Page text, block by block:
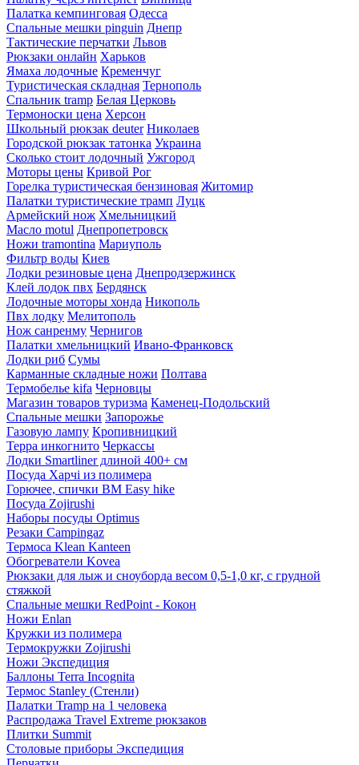
Палатка кемпинговая Одесса
Спальные мешки pinguin Днепр
Тактические перчатки Львов
Рюкзаки онлайн Харьков
Ямаха лодочные Кременчуг
Туристическая складная Тернополь
Спальник tramp Белая Церковь
Термоноски цена Херсон
Школьный рюкзак deuter Николаев
Городской рюкзак татонка Украина
Сколько стоит лодочный Ужгород
Моторы цены Кривой Рог
Горелка туристическая бензиновая Житомир
Палатки туристические трамп Луцк
Армейский нож Хмельницкий
Масло motul Днепропетровск
Ножи tramontina Мариуполь
Фильтр воды Киев
Лодки резиновые цена Днепродзержинск
Клей лодок пвх Бердянск
Лодочные моторы хонда Никополь
Пвх лодку Мелитополь
Нож санренму Чернигов
Палатки хмельницкий Ивано-Франковск
Лодки риб Сумы
Карманные складные ножи Полтава
Термобелье kifa Черновцы
Магазин товаров туризма Каменец-Подольский
Спальные мешки Запорожье
Газовую лампу Кропивницкий
Терра инкогнито Черкассы
Лодки Smartliner длиной 400+ см
Посуда Харчі из полимера
Горючее, спички BM Easy hike
Посуда Zojirushi
Наборы посуды Optimus
Резаки Campingaz
Термоса Klean Kanteen
Обогреватели Kovea
Рюкзаки для лыж и сноуборда весом 0,5-1,0 кг, с грудной
стяжкой
Спальные мешки RedPoint - Кокон
Ножи Enlan
Кружки из полимера
Термокружки Zojirushi
Ножи Экспедиция
Баллоны Terra Incognita
Термос Stanley (Стенли)
Палатки Tramp на 1 человека
Распродажа Travel Extreme рюкзаков
Плитки Summit
Столовые приборы Экспедиция